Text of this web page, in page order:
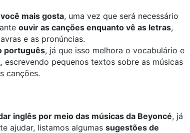
mais gosta, uma vez que será necessário
ouvir as canções enquanto vê as letras,
e as pronúncias.
português, já que isso melhora o vocabulário e
escrevendo pequenos textos sobre as músicas
canções.
inglês por meio das músicas da Beyoncé, já
ajudar, listamos algumas sugestões de